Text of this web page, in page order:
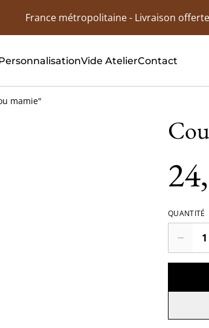
France métropolitaine - Livraison
Vide AtelierContact
mamie"
QUANTITÉ